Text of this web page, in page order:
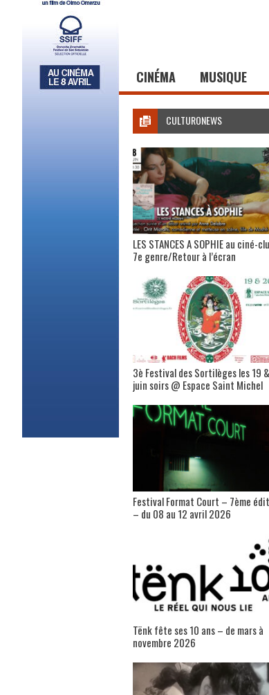
CINÉMA MUSIQUE
CULTURONEWS
LES STANCES A SOPHIE au ciné-
7e genre/Retour à l’écran
3è Festival des Sortilèges les 19
juin soirs @ Espace Saint Michel
Festival Format Court – 7ème
– du 08 au 12 avril 2026
Tënk fête ses 10 ans – de mars à
novembre 2026